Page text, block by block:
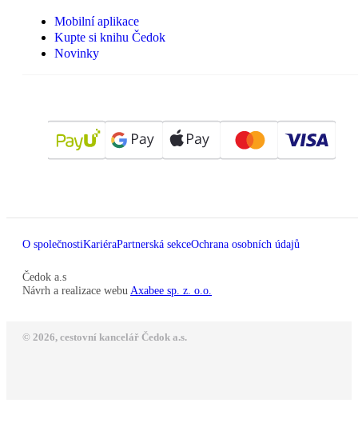
Mobilní aplikace
Kupte si knihu Čedok
Novinky
O společnostiKariéraPartnerská sekceOchrana osobních údajů
Čedok a.s
Návrh a realizace webu Axabee sp. z. o.o.
© 2026, cestovní kancelář Čedok a.s.